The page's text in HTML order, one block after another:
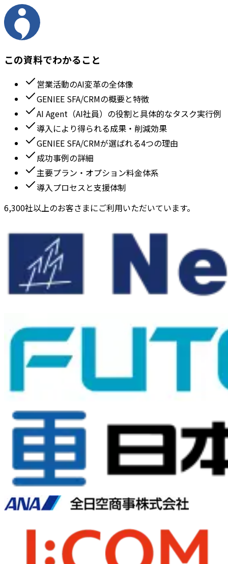
この資料でわかること
営業活動のAI変革の全体像
GENIEE SFA/CRMの概要と特徴
AI Agent（AI社員）の役割と具体的なタスク実行例
導入により得られる成果・削減効果
GENIEE SFA/CRMが選ばれる4つの理由
成功事例の詳細
主要プラン・オプション料金体系
導入プロセスと支援体制
6,300社以上のお客さまにご利用いただいています。